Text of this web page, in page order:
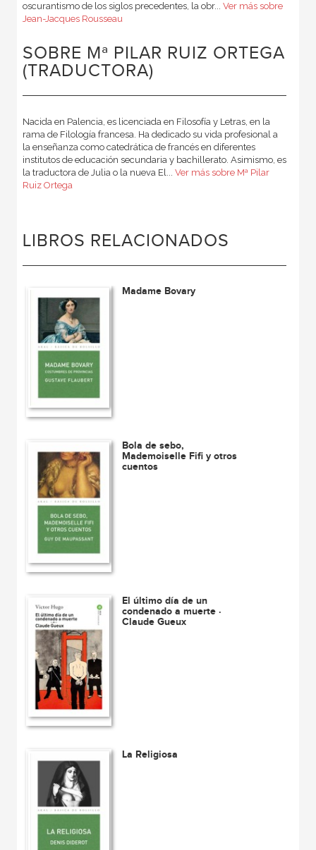
oscurantismo de los siglos precedentes, la obr... Ver más sobre
Jean-Jacques Rousseau
SOBRE Mª PILAR RUIZ ORTEGA
(TRADUCTORA)
Nacida en Palencia, es licenciada en Filosofía y Letras, en la
rama de Filología francesa. Ha dedicado su vida profesional a
la enseñanza como catedrática de francés en diferentes
institutos de educación secundaria y bachillerato. Asimismo, es
la traductora de Julia o la nueva El... Ver más sobre Mª Pilar
Ruiz Ortega
LIBROS RELACIONADOS
Madame Bovary
Bola de sebo,
Mademoiselle Fifi y otros
cuentos
El último día de un
condenado a muerte ·
Claude Gueux
La Religiosa